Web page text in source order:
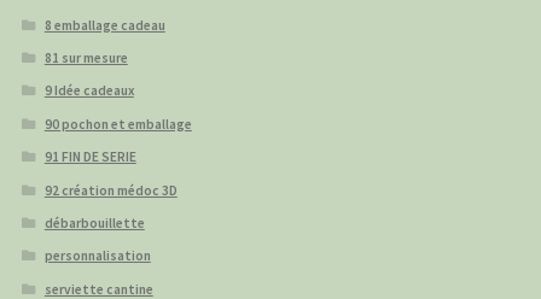
8 emballage cadeau
81 sur mesure
9 Idée cadeaux
90 pochon et emballage
91 FIN DE SERIE
92 création médoc 3D
débarbouillette
personnalisation
serviette cantine